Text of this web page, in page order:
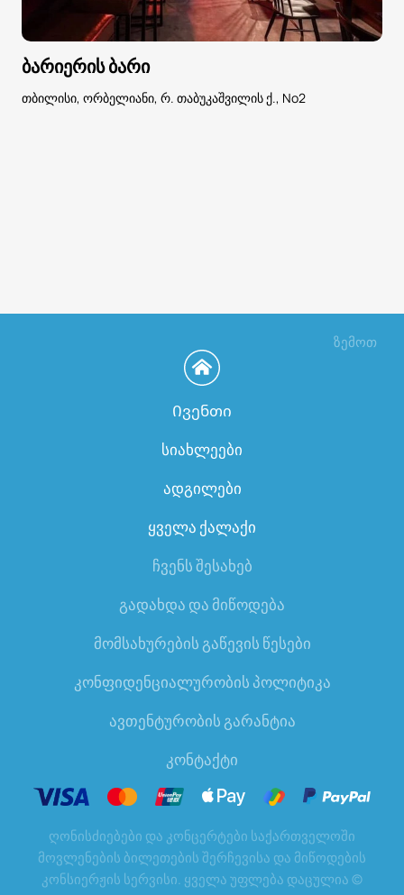
ბარიერის ბარი
თბილისი, ორბელიანი, რ. თაბუკაშვილის ქ., No2
ზემოთ
Ივენთი
სიახლეები
ადგილები
ყველა ქალაქი
ჩვენს შესახებ
გადახდა და მიწოდება
მომსახურების გაწევის წესები
კონფიდენციალურობის პოლიტიკა
ავთენტურობის გარანტია
კონტაქტი
ღონისძიებები და კონცერტები საქართველოში
მოვლენების ბილეთების შერჩევისა და მიწოდების
კონსიერჟის სერვისი. ყველა უფლება დაცულია©